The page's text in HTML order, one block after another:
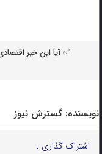
✅ آیا این خبر
نویسنده: گسترش نیوز
اشتراک گذاری :